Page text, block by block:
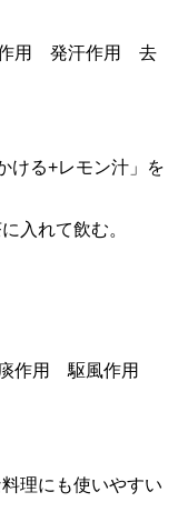
用 発汗作用 去
ける+レモン汁」を
入れて飲む。
作用 駆風作用
理にも使いやすい